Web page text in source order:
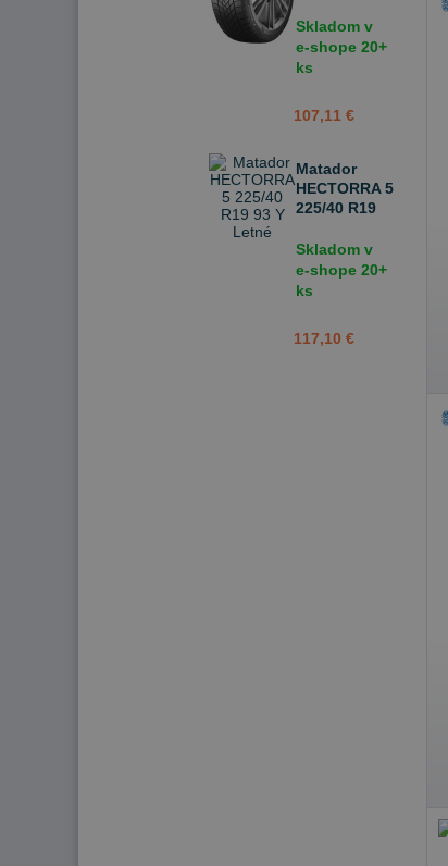
93 V Zimné
Skladom v
e-shope 20+
ks
107,11 €
Matador
HECTORRA 5
225/40 R19
Skladom v
e-shope 20+
ks
117,10 €